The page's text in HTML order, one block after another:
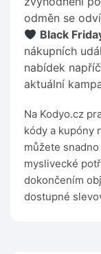
odměn se
Black
nákupních
nabídek
aktuální
Na Kodyo.cz
kódy a kupóny
můžete
myslivecké
dokončením
dostupné